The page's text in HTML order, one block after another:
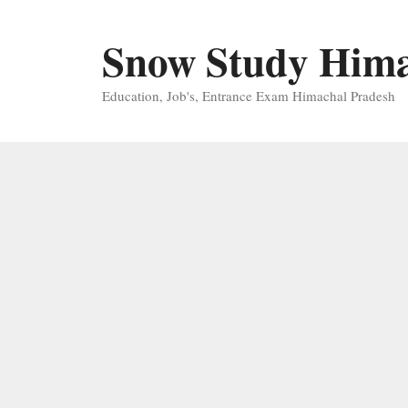
Snow Study
Education, Job's, Entrance Exam Himachal Pradesh